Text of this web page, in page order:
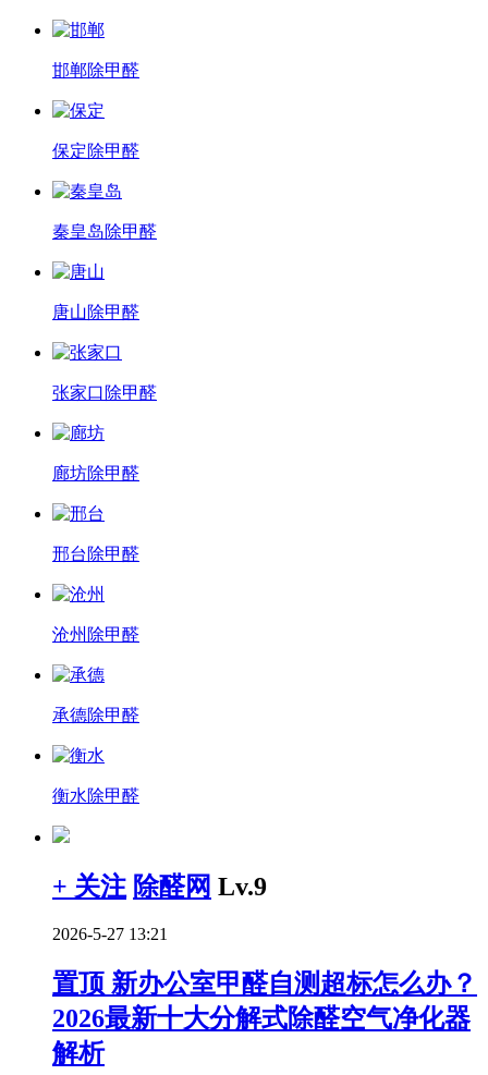
邯郸除甲醛
保定除甲醛
秦皇岛除甲醛
唐山除甲醛
张家口除甲醛
廊坊除甲醛
邢台除甲醛
沧州除甲醛
承德除甲醛
衡水除甲醛
+ 关注 除醛网 Lv.9
2026-5-27 13:21
置顶 新办公室甲醛自测超标怎么办？
2026最新十大分解式除醛空气净化器
解析